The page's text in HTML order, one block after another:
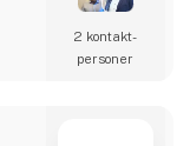
2 kontakt­
personer